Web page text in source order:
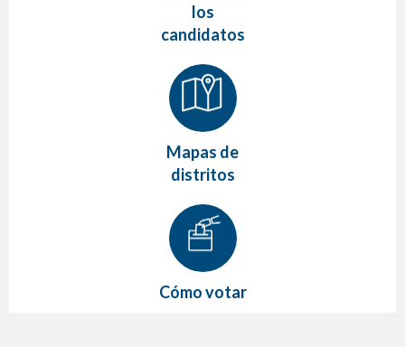
los
candidatos
Mapas de
distritos
Cómo votar